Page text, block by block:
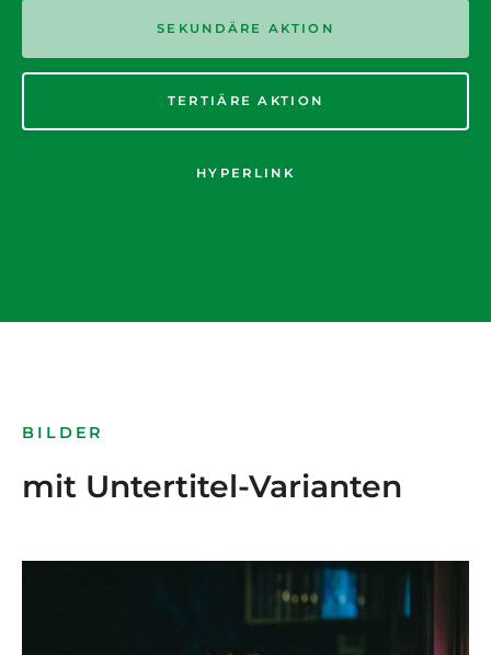
SEKUNDÄRE AKTION
TERTIÄRE AKTION
HYPERLINK
BILDER
mit Untertitel-Varianten